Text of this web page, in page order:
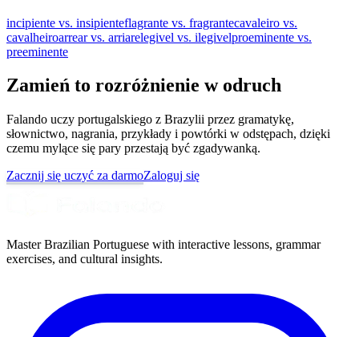
incipiente vs. insipienteflagrante vs. fragrantecavaleiro vs.
cavalheiroarrear vs. arriarelegivel vs. ilegivelproeminente vs.
preeminente
Zamień to rozróżnienie w odruch
Falando uczy portugalskiego z Brazylii przez gramatykę,
słownictwo, nagrania, przykłady i powtórki w odstępach, dzięki
czemu mylące się pary przestają być zgadywanką.
Zacznij się uczyć za darmoZaloguj się
Master Brazilian Portuguese with interactive lessons, grammar
exercises, and cultural insights.